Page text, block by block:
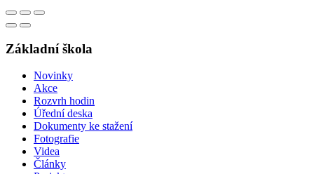
Základní škola
Novinky
Akce
Rozvrh hodin
Úřední deska
Dokumenty ke stažení
Fotografie
Videa
Články